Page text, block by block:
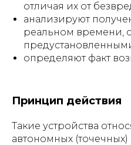
отличая их от
анализируют
реальном времени,
определяют факт
Принцип действия
Такие устройства
автономных (точечных)